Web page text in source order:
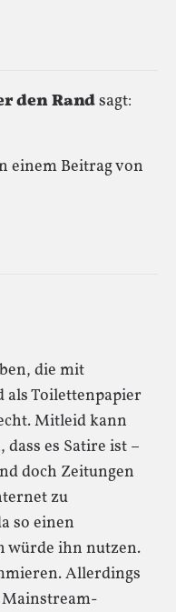
den Randsagt:
einem Beitrag von
die mit
als Toilettenpapier
Mitleid kann
es Satire ist –
doch Zeitungen
zu
so einen
würde ihn nutzen.
Allerdings